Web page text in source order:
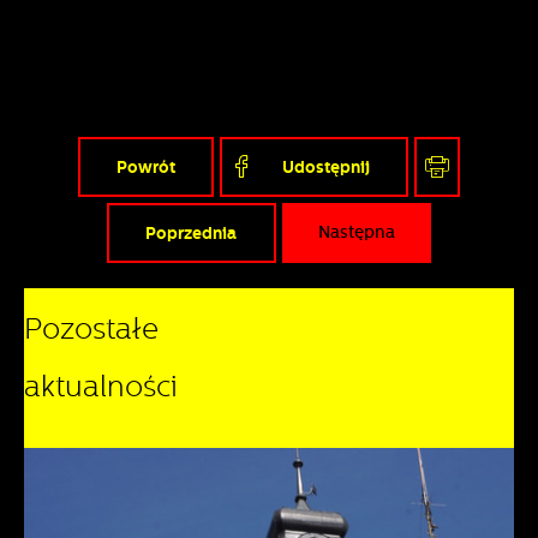
Powrót Udostępnij
Poprzednia Następna
Pozostałe
aktualności